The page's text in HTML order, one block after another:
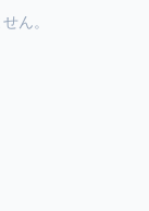
ん。